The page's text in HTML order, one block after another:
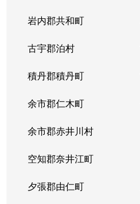
岩内郡共和町
古宇郡泊村
積丹郡積丹町
余市郡仁木町
余市郡赤井川村
空知郡奈井江町
夕張郡由仁町